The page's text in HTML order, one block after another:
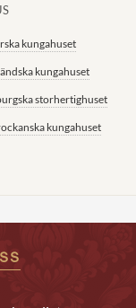
kungahuset
kungahuset
storhertighuset
kungahuset